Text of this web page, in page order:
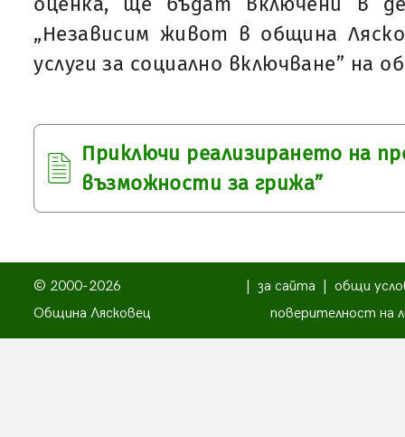
„Независим живот в община
услуги за социално включване” на
Приключи реализирането на
възможности за грижа”
© 2000-2026
Община Лясковец
за сайта
общи
поверителност на